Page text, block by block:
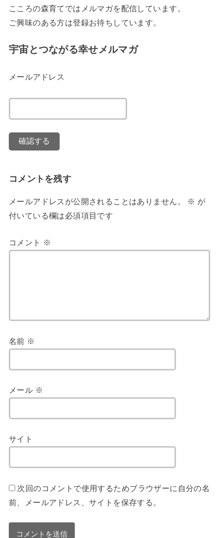
こころの森育てではメルマガを配信しています。
ご興味のある方は登録お待ちしています。
宇宙とつながる幸せメルマガ
メールアドレス
コメントを残す
メールアドレスが公開されることはありません。 ※ が
付いている欄は必須項目です
コメント ※
名前 ※
メール ※
サイト
次回のコメントで使用するためブラウザーに自分の名
前、メールアドレス、サイトを保存する。